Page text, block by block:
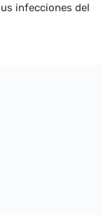
infecciones del